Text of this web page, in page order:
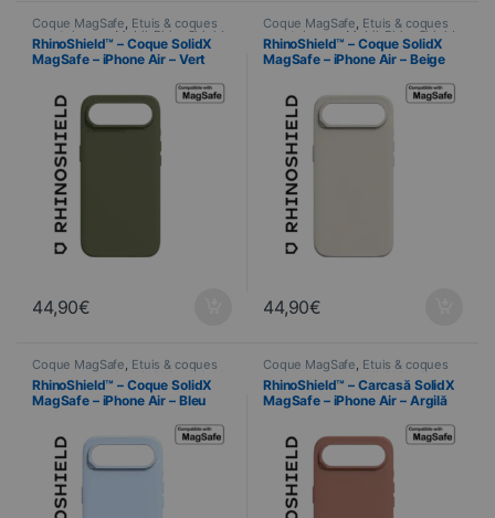
Coque MagSafe, Étuis & coques
smartphones, Mobil RhinoShield
Telefonie
RhinoShield™ – Coque SolidX
MagSafe – iPhone Air – Vert
44,90€
Coque MagSafe, Étuis & coques
smartphones, Mobil RhinoShield
Telefonie
RhinoShield™ – Coque SolidX
MagSafe – iPhone Air – Beige
44,90€
Coque MagSafe, Étuis & coques
smartphones, Mobil RhinoShield
Telefonie
RhinoShield™ – Coque SolidX
MagSafe – iPhone Air – Bleu
Coque MagSafe, Étuis & coques
smartphones, Mobil RhinoShield
Telefonie
RhinoShield™ – Carcasă SolidX
MagSafe – iPhone Air – Argilă